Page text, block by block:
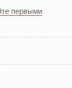
первыми